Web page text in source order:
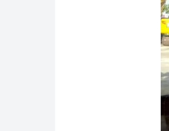
Attrezzature per calcestruzzo